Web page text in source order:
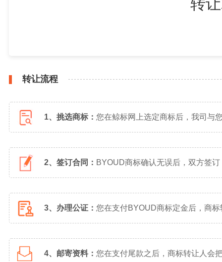
转
转让流程
1、挑选商标： 您在鲸标网上选定商标后，我司与
2、签订合同： BYOUD商标确认无误后，双方签
3、办理公证： 您在支付BYOUD商标定金后，商
4、邮寄资料： 您在支付尾款之后，商标转让人会